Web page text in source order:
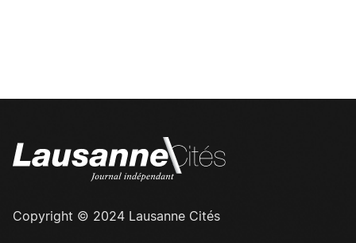
Copyright © 2024 Lausanne Cités